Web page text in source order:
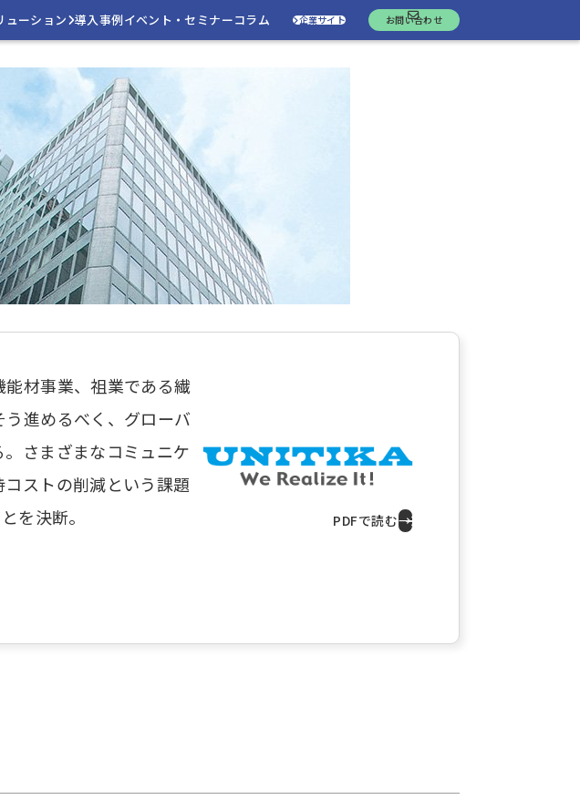
企業サイト
ューション 導入事例イベント・セミナーコラム お問い合わせ
PDFで読む→
材事業、祖業である繊
進めるべく、グローバ
さまざまなコミュニケ
ストの削減という課題
を決断。